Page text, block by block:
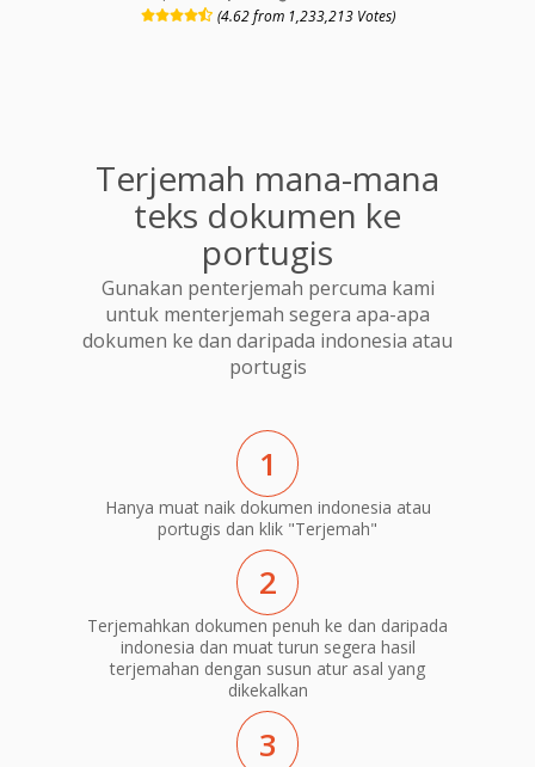
(4.62 from 1,233,213 Votes)
Terjemah mana-mana
teks dokumen ke
portugis
Gunakan penterjemah percuma kami
untuk menterjemah segera apa-apa
dokumen ke dan daripada indonesia atau
portugis
1
Hanya muat naik dokumen indonesia atau
portugis dan klik "Terjemah"
2
Terjemahkan dokumen penuh ke dan daripada
indonesia dan muat turun segera hasil
terjemahan dengan susun atur asal yang
dikekalkan
3